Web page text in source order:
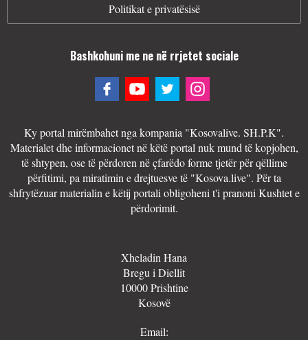
Politikat e privatësisë
Bashkohuni me ne në rrjetet sociale
Ky portal mirëmbahet nga kompania "Kosovalive. SH.P.K".
Materialet dhe informacionet në këtë portal nuk mund të kopjohen,
të shtypen, ose të përdoren në çfarëdo forme tjetër për qëllime
përfitimi, pa miratimin e drejtuesve të "Kosova.live". Për ta
shfrytëzuar materialin e këtij portali obligoheni t'i pranoni Kushtet e
përdorimit.
Xheladin Hana
Bregu i Diellit
10000 Prishtine
Kosovë
Email: